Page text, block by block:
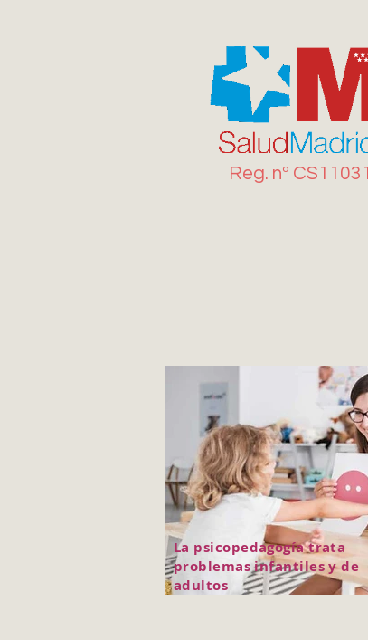
Reg. nº CS11031
La psicopedagogía trata
problemas infantiles y de
adultos